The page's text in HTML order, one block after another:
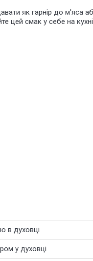
як гарнір до м'яса
цей смак у себе на кухні
в духовці
у духовці